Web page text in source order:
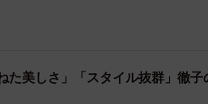
た美しさ」「スタイル抜群」徹子